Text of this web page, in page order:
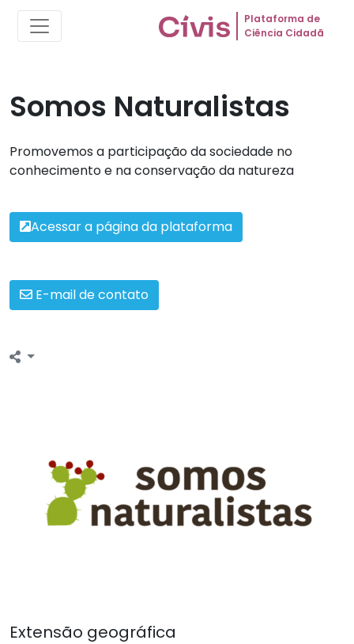
Plataforma de
Ciência Cidadã
Somos Naturalistas
Promovemos a participação da sociedade no
conhecimento e na conservação da natureza
Acessar a página da plataforma
E-mail de contato
Extensão geográfica